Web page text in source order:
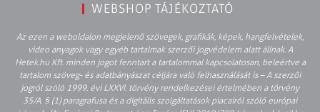
WEBSHOP TÁJÉKOZTATÓ
Az ezen a weboldalon megjelenő szövegek, grafikák, képek, hangfelvételek,
video anyagok vagy egyéb tartalmak szerzői jogvédelem alatt állnak. A
Hetek.hu Kft. minden jogot fenntart a tartalommal kapcsolatosan, beleértve a
tartalom szöveg- és adatbányászat céljára való felhasználását is – A szerzői
jogról szóló 1999. évi LXXVI. törvény rendelkezései értelmében a törvény
35/A. § (1) paragrafusa és a digitális szolgáltatások piacairól szóló európai